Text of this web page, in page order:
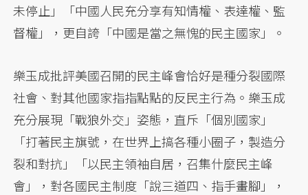
未停止」「中國人民充分享有知情權、表達權、監
督權」，更自誇「中國是當之無愧的民主國家」。
樂玉成批評美國召開的民主峰會恰好是種分裂國際
社會、對其他國家指指點點的反民主行為。樂玉成
充分展現「戰狼外交」姿態，直斥「個別國家」
「打著民主旗號，在世界上搞各種小圈子，製造分
裂和對抗」「以民主領袖自居，召集什麼民主峰
會」，對各國民主制度「說三道四、指手畫腳」，